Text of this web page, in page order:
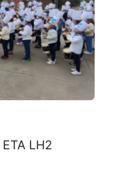
LH2